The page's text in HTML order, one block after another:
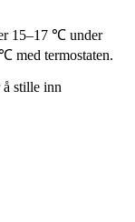
15–17 ℃ under
med termostaten.
stille inn